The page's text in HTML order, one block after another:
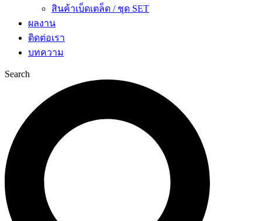
สินค้าเบ็ดเตล็ด / ชุด SET
ผลงาน
ติดต่อเรา
บทความ
Search